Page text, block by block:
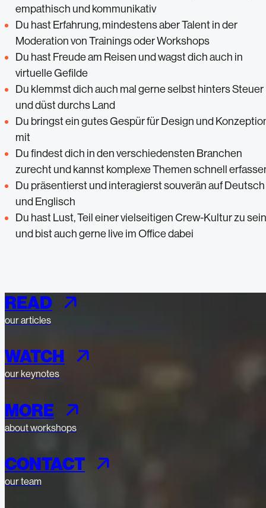
empathisch und kommunikativ
Du hast Erfahrung, mindestens aber Talent in der
Moderation von Trainings oder Workshops
Du hast Freude am Reisen und wagst dich auch in
virtuelle Gefilde
Du klemmst dich auch mal gerne selbst hinters Steuer
und düst durchs Land
Du bringst ein gutes Gespür für Design und
mit
Du findest dich in den verschiedensten Branchen
zurecht und kannst komplexe Themen schnell
Du präsentierst und interagierst souverän auf Deutsch
und Englisch
Du hast Lust, Teil einer vielseitigen Crew-Kultur zu
und bist auch gerne live im Office dabei
READ
our articles
WATCH
our keynotes
MORE
about workshops
CONTACT
our team